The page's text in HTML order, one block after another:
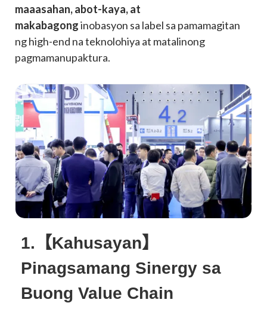
maaasahan, abot-kaya, at
makabagonginobasyon sa label sa pamamagitan
ng high-end na teknolohiya at matalinong
pagmamanupaktura.
1.【Kahusayan】
Pinagsamang Sinergy sa
Buong Value Chain